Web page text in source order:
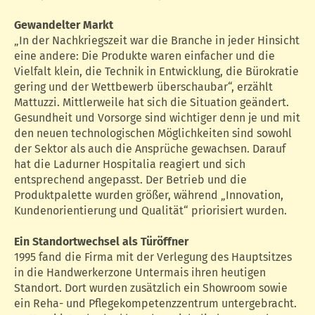
Gewandelter Markt
„In der Nachkriegszeit war die Branche in jeder Hinsicht
eine andere: Die Produkte waren einfacher und die
Vielfalt klein, die Technik in Entwicklung, die Bürokratie
gering und der Wettbewerb überschaubar“, erzählt
Mattuzzi. Mittlerweile hat sich die Situation geändert.
Gesundheit und Vorsorge sind wichtiger denn je und mit
den neuen technologischen Möglichkeiten sind sowohl
der Sektor als auch die Ansprüche gewachsen. Darauf
hat die Ladurner Hospitalia reagiert und sich
entsprechend angepasst. Der Betrieb und die
Produktpalette wurden größer, während „Innovation,
Kundenorientierung und Qualität“ priorisiert wurden.
Ein Standortwechsel als Türöffner
1995 fand die Firma mit der Verlegung des Hauptsitzes
in die Handwerkerzone Untermais ihren heutigen
Standort. Dort wurden zusätzlich ein Showroom sowie
ein Reha- und Pflegekompetenzzentrum untergebracht.